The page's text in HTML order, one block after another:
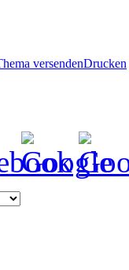
versendenDrucken